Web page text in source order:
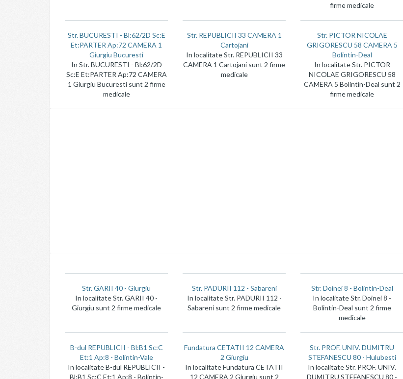
firme medicale
Str. BUCURESTI - Bl:62/2D Sc:E
Et:PARTER Ap:72 CAMERA 1
Giurgiu Bucuresti
In Str. BUCURESTI - Bl:62/2D
Sc:E Et:PARTER Ap:72 CAMERA
1 Giurgiu Bucuresti sunt 2 firme
medicale
Str. REPUBLICII 33 CAMERA 1
Cartojani
In localitate Str. REPUBLICII 33
CAMERA 1 Cartojani sunt 2 firme
medicale
Str. PICTOR NICOLAE
GRIGORESCU 58 CAMERA 5
Bolintin-Deal
In localitate Str. PICTOR
NICOLAE GRIGORESCU 58
CAMERA 5 Bolintin-Deal sunt 2
firme medicale
Str. GARII 40 - Giurgiu
In localitate Str. GARII 40 -
Giurgiu sunt 2 firme medicale
Str. PADURII 112 - Sabareni
In localitate Str. PADURII 112 -
Sabareni sunt 2 firme medicale
Str. Doinei 8 - Bolintin-Deal
In localitate Str. Doinei 8 -
Bolintin-Deal sunt 2 firme
medicale
B-dul REPUBLICII - Bl:B1 Sc:C
Et:1 Ap:8 - Bolintin-Vale
In localitate B-dul REPUBLICII -
Bl:B1 Sc:C Et:1 Ap:8 - Bolintin-
Fundatura CETATII 12 CAMERA
2 Giurgiu
In localitate Fundatura CETATII
12 CAMERA 2 Giurgiu sunt 2
Str. PROF. UNIV. DUMITRU
STEFANESCU 80 - Hulubesti
In localitate Str. PROF. UNIV.
DUMITRU STEFANESCU 80 -